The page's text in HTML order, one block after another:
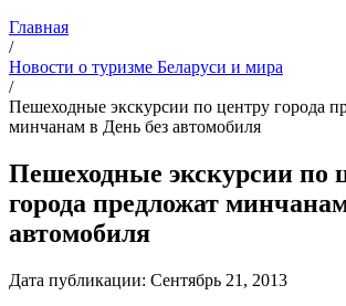
Главная
/
Новости о туризме Беларуси и мира
/
Пешеходные экскурсии по центру города
минчанам в День без автомобиля
Пешеходные экскурсии по
города предложат
автомобиля
Дата публикации: Сентябрь 21, 2013